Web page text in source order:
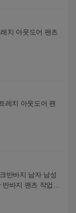
치 아웃도어 팬츠
레치 아웃도어 팬
반바지 남자 남성
바지 팬츠 작업복